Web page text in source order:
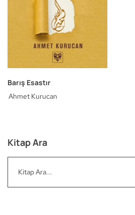
Kitap Ara
Barış Esastır
Ahmet Kurucan